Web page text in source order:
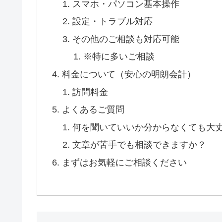
スマホ・パソコン基本操作
設定・トラブル対応
その他のご相談も対応可能
※特に多いご相談
料金について（安心の明朗会計）
訪問料金
よくあるご質問
何を聞いていいか分からなくても大
文章が苦手でも相談できますか？
まずはお気軽にご相談ください